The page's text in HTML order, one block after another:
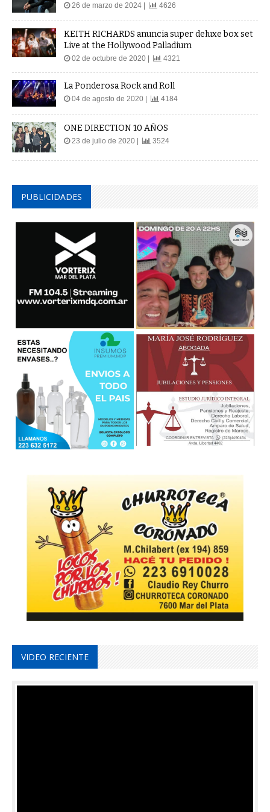
26 de marzo de 2024 | 4626
KEITH RICHARDS anuncia super deluxe box set
Live at the Hollywood Palladium
02 de octubre de 2020 | 4321
La Ponderosa Rock and Roll
04 de agosto de 2020 | 4184
ONE DIRECTION 10 AÑOS
23 de julio de 2020 | 3524
PUBLICIDADES
VIDEO RECIENTE